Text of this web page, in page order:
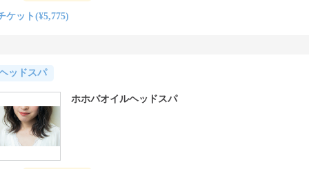
ケット(¥5,775)
ッドスパ
ホホバオイルヘッドスパ